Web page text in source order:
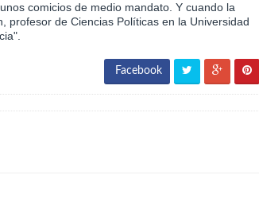
comicios de medio mandato. Y cuando la
profesor de Ciencias Políticas en la Universidad
Facebook